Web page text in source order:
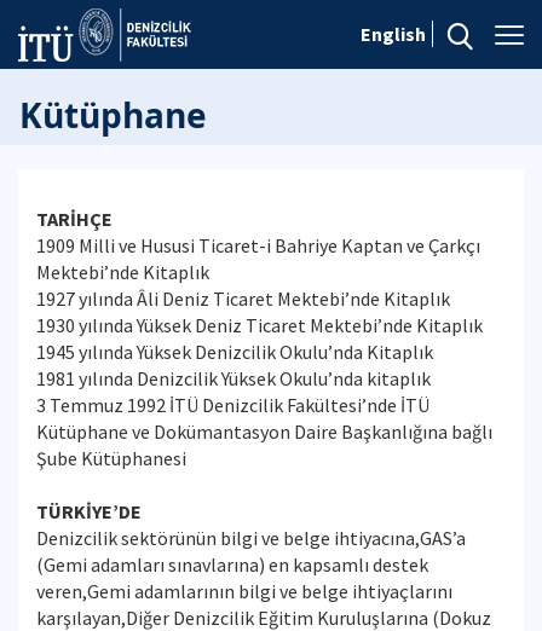
English
Kütüphane
TARİHÇE
1909 Milli ve Hususi Ticaret-i Bahriye Kaptan ve Çarkçı
Mektebi’nde Kitaplık
1927 yılında Âli Deniz Ticaret Mektebi’nde Kitaplık
1930 yılında Yüksek Deniz Ticaret Mektebi’nde Kitaplık
1945 yılında Yüksek Denizcilik Okulu’nda Kitaplık
1981 yılında Denizcilik Yüksek Okulu’nda kitaplık
3 Temmuz 1992 İTÜ Denizcilik Fakültesi’nde İTÜ
Kütüphane ve Dokümantasyon Daire Başkanlığına bağlı
Şube Kütüphanesi
TÜRKİYE’DE
Denizcilik sektörünün bilgi ve belge ihtiyacına,GAS’a
(Gemi adamları sınavlarına) en kapsamlı destek
veren,Gemi adamlarının bilgi ve belge ihtiyaçlarını
karşılayan,Diğer Denizcilik Eğitim Kuruluşlarına (Dokuz